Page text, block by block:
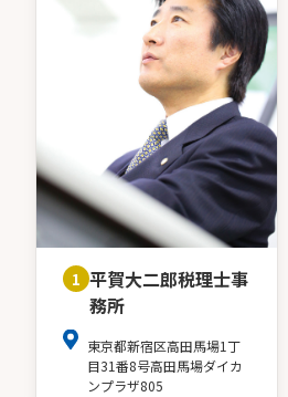
1 平賀大二郎税理士事
務所
東京都新宿区高田馬場1丁
目31番8号高田馬場ダイカ
ンプラザ805